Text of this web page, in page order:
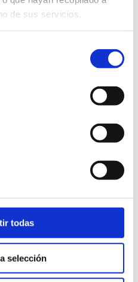
de sus servicios.
todas
selección
150